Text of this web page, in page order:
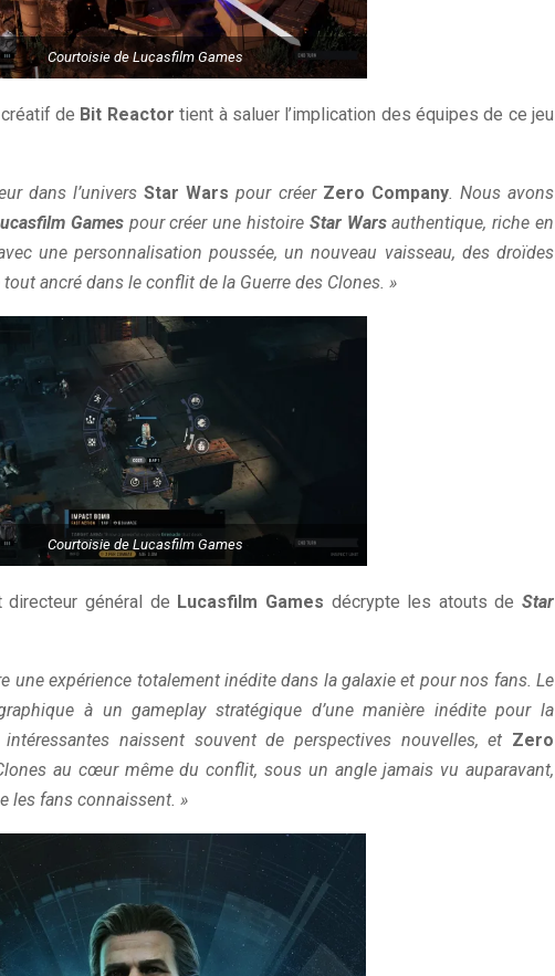
Courtoisie de Lucasfilm Games
de Bit Reactor tient à saluer l’implication des équipes de ce jeu
dans l’universStar Wars pour créer Zero Company. Nous avons
Gamespour créer une histoire Star Warsauthentique, riche en
une personnalisation poussée, un nouveau vaisseau, des droïdes
ancré dans le conflit de la Guerre des Clones. »
Courtoisie de Lucasfilm Games
général de Lucasfilm Games décrypte les atouts deStar
une expérience totalement inédite dans la galaxie et pour nos fans. Le
à un gameplay stratégique d’une manière inédite pour la
naissent souvent de perspectives nouvelles, et Zero
au cœur même du conflit, sous un angle jamais vu auparavant,
les fans connaissent. »